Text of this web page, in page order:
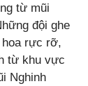
từ mũi
đội ghe
rực rỡ,
từ khu vực
Nghinh